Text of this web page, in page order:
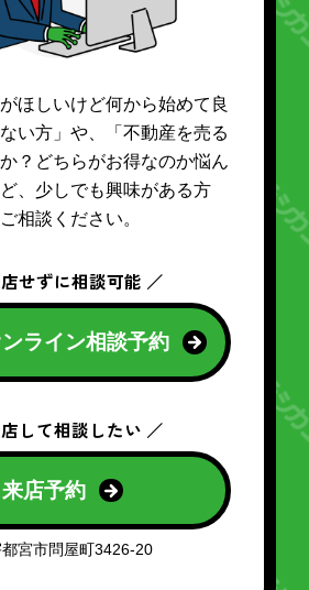
ほしいけど何から始めて良
い方」や、「不動産を売る
？どちらがお得なのか悩ん
、少しでも興味がある方
相談ください。
せずに相談可能 ／
ライン相談予約
して相談したい ／
来店予約
宮市問屋町3426-20